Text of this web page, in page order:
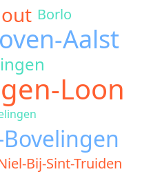
Borlo
Aalst
Loon
Bij-Sint-Truiden